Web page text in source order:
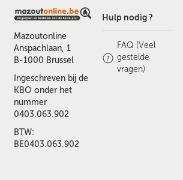
Mazoutonline
Anspachlaan, 1
B-1000 Brussel
Ingeschreven bij de
KBO onder het
nummer
0403.063.902
BTW:
BE0403.063.902
Hulp nodig ?
FAQ (Veel
gestelde
vragen)